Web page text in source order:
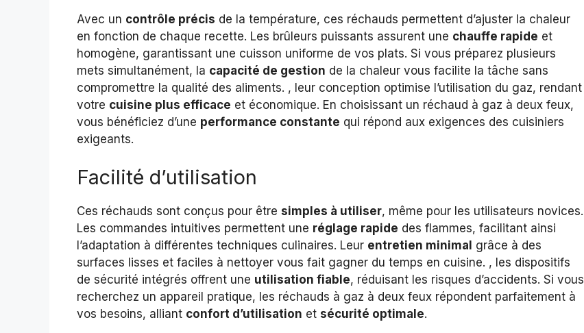
Avec un contrôle précis de la température, ces réchauds permettent d’ajuster la chaleur
en fonction de chaque recette. Les brûleurs puissants assurent une chauffe rapide et
homogène, garantissant une cuisson uniforme de vos plats. Si vous préparez plusieurs
mets simultanément, la capacité de gestion de la chaleur vous facilite la tâche sans
compromettre la qualité des aliments. , leur conception optimise l’utilisation du gaz, rendant
votre cuisine plus efficace et économique. En choisissant un réchaud à gaz à deux feux,
vous bénéficiez d’une performance constante qui répond aux exigences des cuisiniers
exigeants.
Facilité d’utilisation
Ces réchauds sont conçus pour être simples à utiliser, même pour les utilisateurs novices.
Les commandes intuitives permettent une réglage rapide des flammes, facilitant ainsi
l’adaptation à différentes techniques culinaires. Leur entretien minimal grâce à des
surfaces lisses et faciles à nettoyer vous fait gagner du temps en cuisine. , les dispositifs
de sécurité intégrés offrent une utilisation fiable, réduisant les risques d’accidents. Si vous
recherchez un appareil pratique, les réchauds à gaz à deux feux répondent parfaitement à
vos besoins, alliant confort d’utilisation et sécurité optimale.